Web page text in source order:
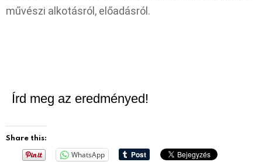
művészi alkotásról, előadásról.
Írd meg az eredményed!
Share this:
WhatsApp